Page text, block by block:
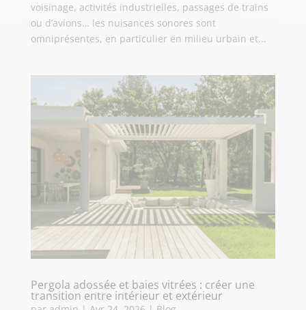
voisinage, activités industrielles, passages de trains
ou d’avions… les nuisances sonores sont
omniprésentes, en particulier en milieu urbain et...
Pergola adossée et baies vitrées : créer une
transition entre intérieur et extérieur